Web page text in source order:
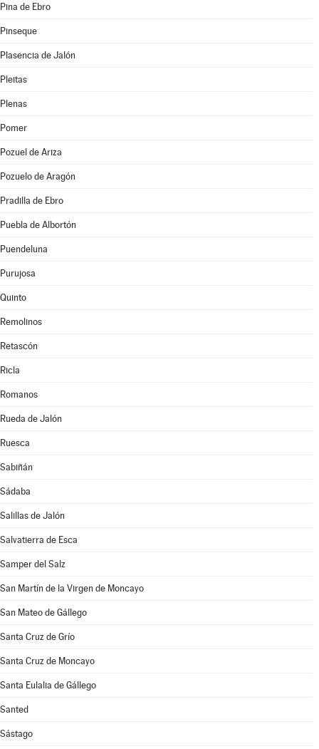
Pina de Ebro
Pinseque
Plasencia de Jalón
Pleitas
Plenas
Pomer
Pozuel de Ariza
Pozuelo de Aragón
Pradilla de Ebro
Puebla de Albortón
Puendeluna
Purujosa
Quinto
Remolinos
Retascón
Ricla
Romanos
Rueda de Jalón
Ruesca
Sabiñán
Sádaba
Salillas de Jalón
Salvatierra de Esca
Samper del Salz
San Martín de la Virgen de Moncayo
San Mateo de Gállego
Santa Cruz de Grío
Santa Cruz de Moncayo
Santa Eulalia de Gállego
Santed
Sástago